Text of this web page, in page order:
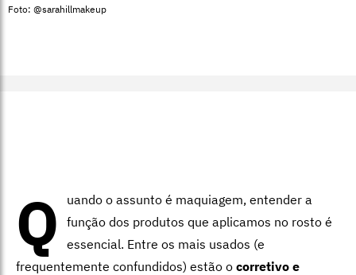
Foto: @sarahillmakeup
Q
uando o assunto é maquiagem, entender a
função dos produtos que aplicamos no rosto é
essencial. Entre os mais usados (e
frequentemente confundidos) estão o corretivo e